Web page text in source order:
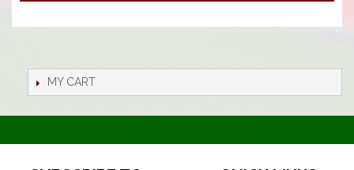
MY CART